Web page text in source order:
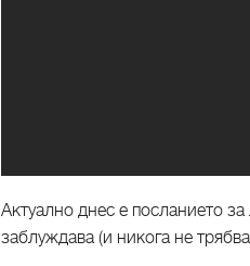
Актуално днес е посланието
заблуждава (и никога не